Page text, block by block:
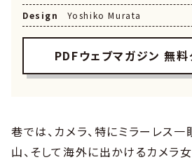
Design
Yoshiko Murata
PDFウェブマガジン 無
巷では、カメラ、特にミラーレス一
山、そして海外に出かけるカメラ